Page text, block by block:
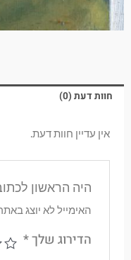
חוות דעת (0)
אין עדיין חוות דעת.
היה הראשון
האימייל לא יוצג
הדירוג שלך*